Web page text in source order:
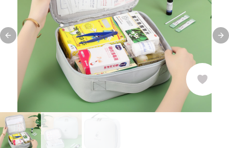
Previous slide